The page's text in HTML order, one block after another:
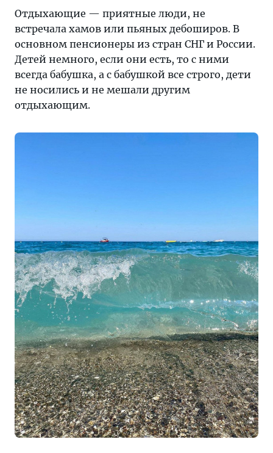
Отдыхающие — приятные люди, не
встречала хамов или пьяных дебоширов. В
основном пенсионеры из стран СНГ и России.
Детей немного, если они есть, то с ними
всегда бабушка, а с бабушкой все строго, дети
не носились и не мешали другим
отдыхающим.